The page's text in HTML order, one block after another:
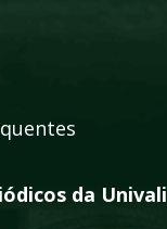
da Univali